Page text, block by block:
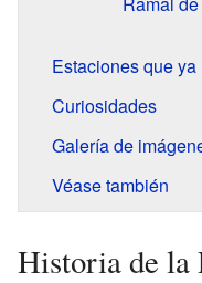
Estaciones que
Curiosidades
Galería de
Véase también
Historia de